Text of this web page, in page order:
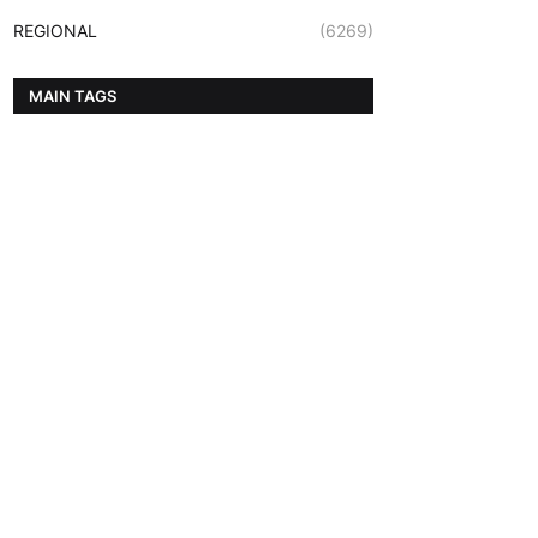
REGIONAL (6269)
MAIN TAGS